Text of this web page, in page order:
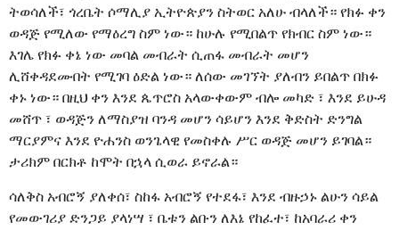
ትወሳለች፣ ጎረቤት ሶማሊያ ኢትዮጵያን ስትወር አለሁ ብላለች። የክፉ ቀን
ወዳጅ የሚለው የማዕረግ ስም ነው። ከሁሉ የሚበልጥ የክብር ስም ነው።
እገሌ የክፉ ቀኔ ነው መባል መብራት ሲጠፋ መብራት መሆን
ሊሸቀዳደሙበት የሚገባ ዕድል ነው። ለሰው መገኘት ያለብን ይበልጥ በክፉ
ቀኑ ነው። በዚህ ቀን እንደ ጴጥሮስ አላውቀውም ብሎ መካድ ፣ እንደ ይሁዳ
መሸጥ ፣ ወዳጅን ለማስያዝ ባንዳ መሆን ሳይሆን እንደ ቅድስት ድንግል
ማርያምና እንደ ዮሐንስ ወንጌላዊ የመስቀሉ ሥር ወዳጅ መሆን ይገባል።
ታሪክም በርክቶ ከሞት በኋላ ሲወራ ይኖራል።
ሳለቅስ አብሮኝ ያለቀሰ፣ ስከፋ አብሮኝ የተደፋ፣ እንደ ብዙኃኑ ልሁን ሳይል
የመውገሪያ ድንጋይ ያላነሣ ፣ ቤቱን ልቡን ለእኔ የከፈተ፣ ከአባራሪ ቀን